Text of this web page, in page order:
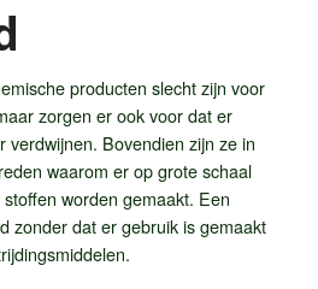
producten slecht zijn voor
zorgen er ook voor dat er
Bovendien zijn ze in
waarom er op grote schaal
worden gemaakt. Een
zonder dat er gebruik is gemaakt